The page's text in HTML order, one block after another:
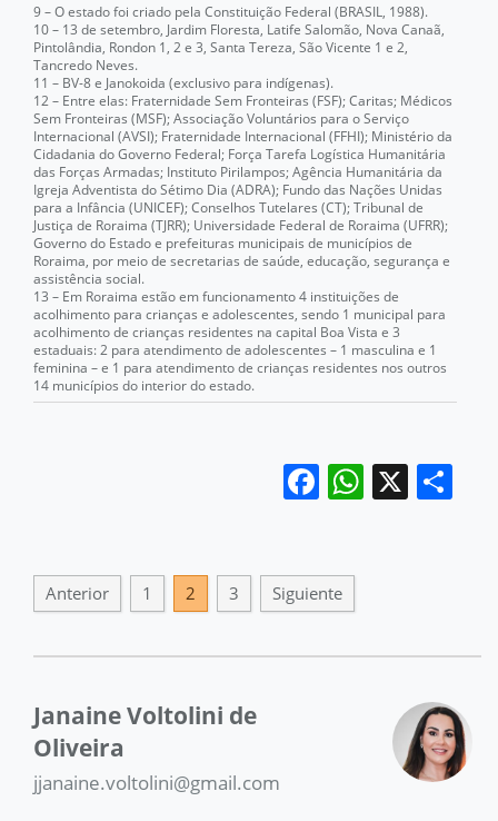
9 – O estado foi criado pela Constituição Federal (BRASIL, 1988).
10 – 13 de setembro, Jardim Floresta, Latife Salomão, Nova Canaã,
Pintolândia, Rondon 1, 2 e 3, Santa Tereza, São Vicente 1 e 2,
Tancredo Neves.
11 – BV-8 e Janokoida (exclusivo para indígenas).
12 – Entre elas: Fraternidade Sem Fronteiras (FSF); Caritas; Médicos
Sem Fronteiras (MSF); Associação Voluntários para o Serviço
Internacional (AVSI); Fraternidade Internacional (FFHI); Ministério da
Cidadania do Governo Federal; Força Tarefa Logística Humanitária
das Forças Armadas; Instituto Pirilampos; Agência Humanitária da
Igreja Adventista do Sétimo Dia (ADRA); Fundo das Nações Unidas
para a Infância (UNICEF); Conselhos Tutelares (CT); Tribunal de
Justiça de Roraima (TJRR); Universidade Federal de Roraima (UFRR);
Governo do Estado e prefeituras municipais de municípios de
Roraima, por meio de secretarias de saúde, educação, segurança e
assistência social.
13 – Em Roraima estão em funcionamento 4 instituições de
acolhimento para crianças e adolescentes, sendo 1 municipal para
acolhimento de crianças residentes na capital Boa Vista e 3
estaduais: 2 para atendimento de adolescentes – 1 masculina e 1
feminina – e 1 para atendimento de crianças residentes nos outros
14 municípios do interior do estado.
Facebook
X
Anterior 1 2 3 Siguiente
Janaine Voltolini de
Oliveira
jjanaine.voltolini@gmail.com